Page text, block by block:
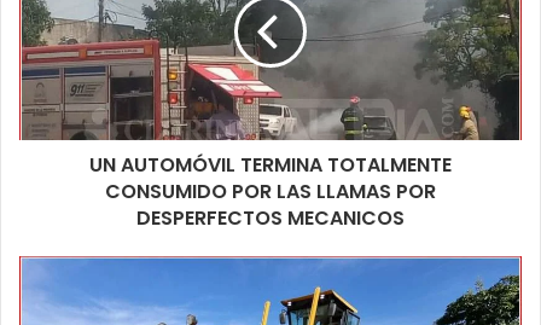
UN AUTOMÓVIL TERMINA TOTALMENTE
CONSUMIDO POR LAS LLAMAS POR
DESPERFECTOS MECANICOS